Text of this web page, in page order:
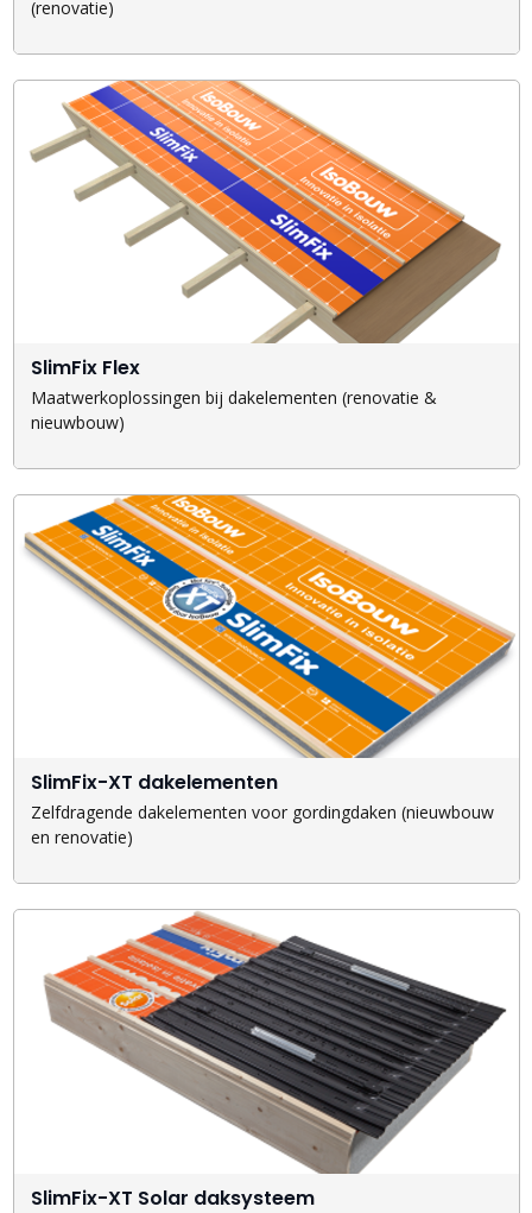
(renovatie)
SlimFix Flex
Maatwerkoplossingen bij dakelementen (renovatie &
nieuwbouw)
SlimFix-XT dakelementen
Zelfdragende dakelementen voor gordingdaken (nieuwbouw
en renovatie)
SlimFix-XT Solar daksysteem